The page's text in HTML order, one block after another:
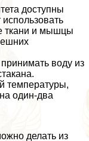
доступны
ткани и мышцы
воду из
температуры,
один-два
делать из